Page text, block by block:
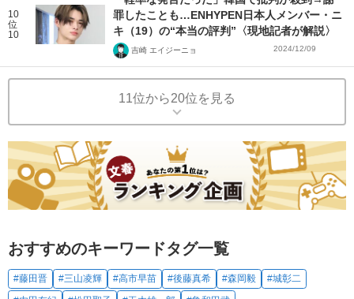
10
位
10
罪したことも…ENHYPEN日本人メンバー・ニ
キ（19）の“本当の評判”〈現地記者が解説〉
吉崎 エイジーニョ 2024/12/09
11位から20位を見る
おすすめのキーワードタグ一覧
#藤田晋 #三山凌輝 #高市早苗 #後藤真希 #森岡毅
#城彰二